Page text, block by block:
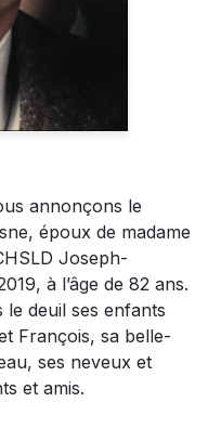
annonçons le
époux de madame
Joseph-
à l’âge de 82 ans.
le deuil ses enfants
François, sa belle-
ses neveux et
et amis.